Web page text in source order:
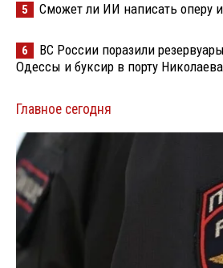
5 Сможет ли ИИ написать оперу
6
ВС России поразили
Одессы и буксир в порту Николаева
Главное сегодня